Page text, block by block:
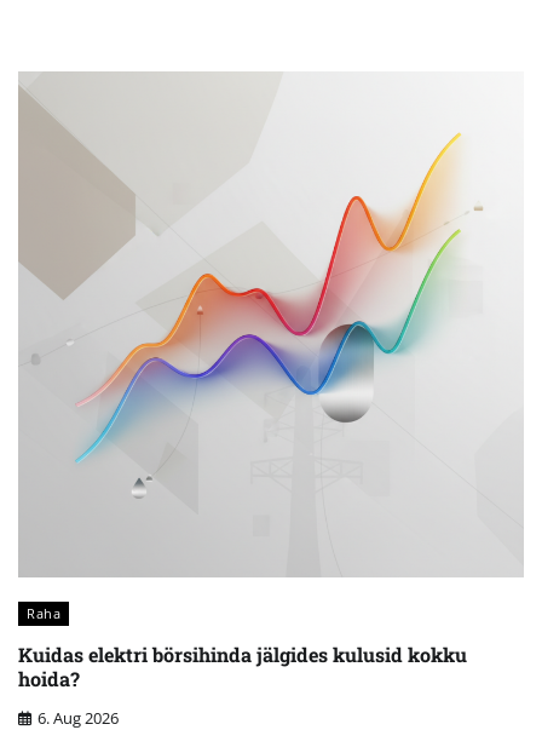
Raha
Kuidas elektri börsihinda jälgides kulusid kokku
hoida?
6. Aug 2026